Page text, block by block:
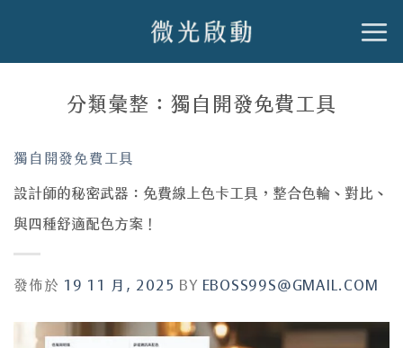
分類彙整： 獨自開發免費工具
獨自開發免費工具
設計師的秘密武器：免費線上色卡工具，整合色輪、對比、
與四種舒適配色方案！
發佈於 19 11 月, 2025 BY EBOSS99S@GMAIL.COM